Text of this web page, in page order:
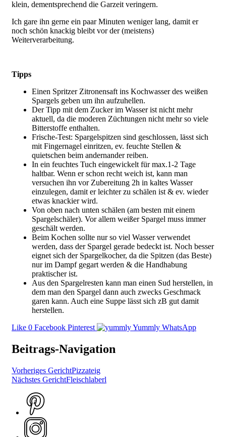
klein, dementsprechend die Garzeit veringern.
Ich gare ihn gerne ein paar Minuten weniger lang, damit er
noch schön knackig bleibt vor der (meistens)
Weiterverarbeitung.
Tipps
Einen Spritzer Zitronensaft ins Kochwasser des weißen
Spargels geben um ihn aufzuhellen.
Der Tipp mit dem Zucker im Wasser ist nicht mehr
aktuell, da die moderen Züchtungen nicht mehr so viele
Bitterstoffe enthalten.
Frische-Test: Spargelspitzen sind geschlossen, lässt sich
mit Fingernagel einritzen, ev. feuchte Stellen &
quietschen beim andernander reiben.
In ein feuchtes Tuch eingewickelt für max.1-2 Tage
haltbar. Wenn er schon recht weich ist, kann man
versuchen ihn vor Zubereitung 2h in kaltes Wasser
einzulegen, damit er leichter zu schälen ist & ev. wieder
etwas knackier wird.
Von oben nach unten schälen (am besten mit einem
Spargelschäler). Vor allem weißer Spargel muss immer
geschält werden.
Beim Kochen sollte nur so viel Wasser verwendet
werden, dass der Spargel gerade bedeckt ist. Noch besser
eignet sich der Spargelkocher, da die Spitzen (das Beste)
nur im Dampf gegart werden & die Handhabung
praktischer ist.
Aus den Spargelresten kann man einen Sud herstellen, in
dem man den Spargel dann auch zwecks Geschmack
garen kann. Auch eine Suppe lässt sich zB gut damit
herstellen.
Like 0 Facebook Pinterest Yummly WhatsApp
Beitrags-Navigation
Vorheriges GerichtPizzateig
Nächstes GerichtFleischlaberl